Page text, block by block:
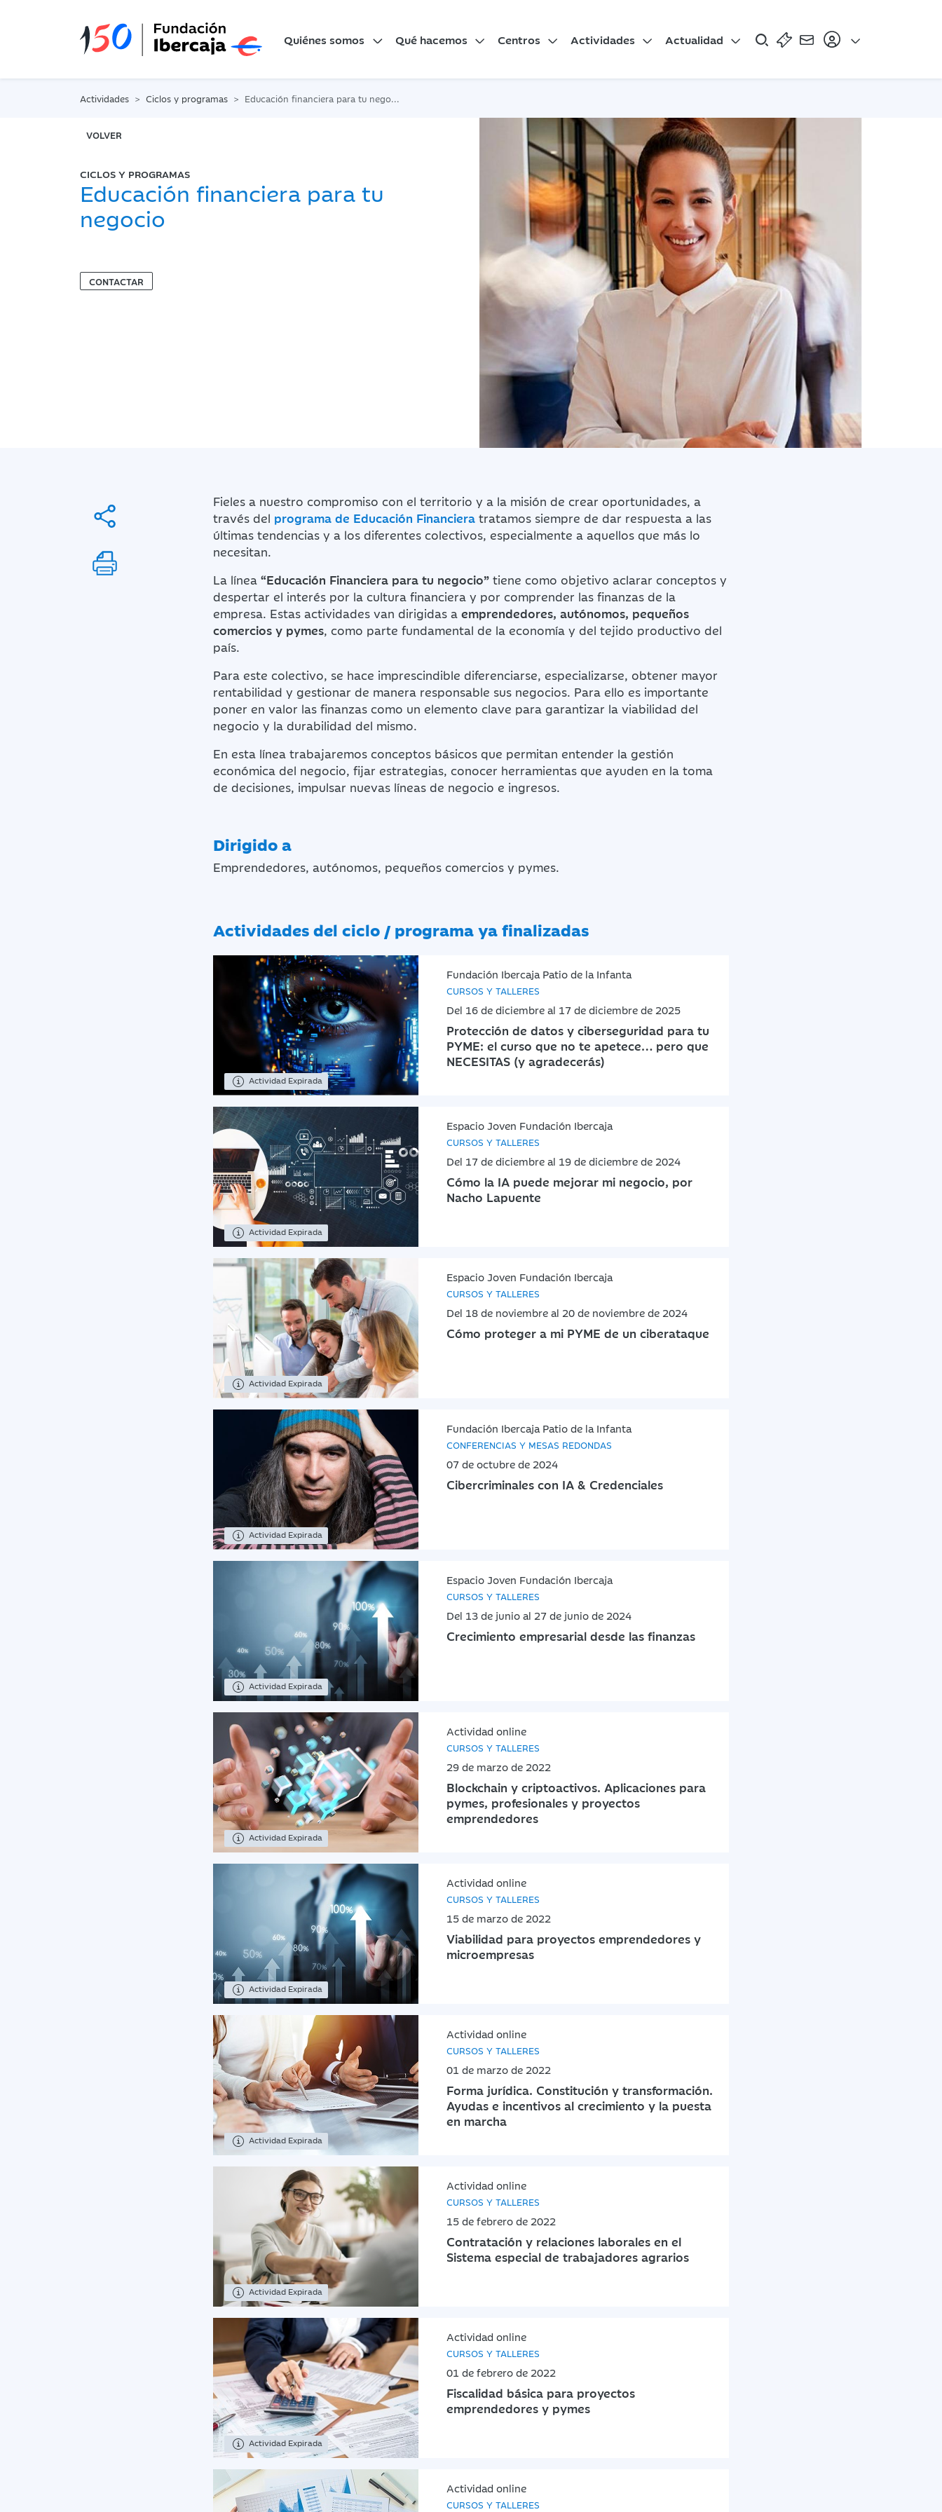
Quiénes somos Qué hacemos Centros Actividades Actualidad
Actividades Ciclos y programas Educación financiera para tu negocio
VOLVER
CICLOS Y PROGRAMAS
Educación financiera para tu
negocio
CONTACTAR
Fieles a nuestro compromiso con el territorio y a la misión de crear oportunidades, a
través del programa de Educación Financiera tratamos siempre de dar respuesta a las
últimas tendencias y a los diferentes colectivos, especialmente a aquellos que más lo
necesitan.
La línea “Educación Financiera para tu negocio” tiene como objetivo aclarar conceptos y
despertar el interés por la cultura financiera y por comprender las finanzas de la
empresa. Estas actividades van dirigidas a emprendedores, autónomos, pequeños
comercios y pymes, como parte fundamental de la economía y del tejido productivo del
país.
Para este colectivo, se hace imprescindible diferenciarse, especializarse, obtener mayor
rentabilidad y gestionar de manera responsable sus negocios. Para ello es importante
poner en valor las finanzas como un elemento clave para garantizar la viabilidad del
negocio y la durabilidad del mismo.
En esta línea trabajaremos conceptos básicos que permitan entender la gestión
económica del negocio, fijar estrategias, conocer herramientas que ayuden en la toma
de decisiones, impulsar nuevas líneas de negocio e ingresos.
Dirigido a
Emprendedores, autónomos, pequeños comercios y pymes.
Actividades del ciclo / programa ya finalizadas
Actividad Expirada
Fundación Ibercaja Patio de la Infanta
CURSOS Y TALLERES
Del 16 de diciembre al 17 de diciembre de 2025
Protección de datos y ciberseguridad para tu
PYME: el curso que no te apetece… pero que
NECESITAS (y agradecerás)
Actividad Expirada
Espacio Joven Fundación Ibercaja
CURSOS Y TALLERES
Del 17 de diciembre al 19 de diciembre de 2024
Cómo la IA puede mejorar mi negocio, por
Nacho Lapuente
Actividad Expirada
Espacio Joven Fundación Ibercaja
CURSOS Y TALLERES
Del 18 de noviembre al 20 de noviembre de 2024
Cómo proteger a mi PYME de un ciberataque
Actividad Expirada
Fundación Ibercaja Patio de la Infanta
CONFERENCIAS Y MESAS REDONDAS
07 de octubre de 2024
Cibercriminales con IA & Credenciales
Actividad Expirada
Espacio Joven Fundación Ibercaja
CURSOS Y TALLERES
Del 13 de junio al 27 de junio de 2024
Crecimiento empresarial desde las finanzas
Actividad Expirada
Actividad online
CURSOS Y TALLERES
29 de marzo de 2022
Blockchain y criptoactivos. Aplicaciones para
pymes, profesionales y proyectos
emprendedores
Actividad Expirada
Actividad online
CURSOS Y TALLERES
15 de marzo de 2022
Viabilidad para proyectos emprendedores y
microempresas
Actividad Expirada
Actividad online
CURSOS Y TALLERES
01 de marzo de 2022
Forma jurídica. Constitución y transformación.
Ayudas e incentivos al crecimiento y la puesta
en marcha
Actividad Expirada
Actividad online
CURSOS Y TALLERES
15 de febrero de 2022
Contratación y relaciones laborales en el
Sistema especial de trabajadores agrarios
Actividad Expirada
Actividad online
CURSOS Y TALLERES
01 de febrero de 2022
Fiscalidad básica para proyectos
emprendedores y pymes
Actividad online
CURSOS Y TALLERES